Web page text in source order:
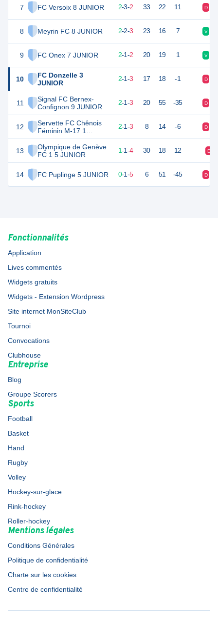
7 FC Versoix 8 JUNIOR
8 Meyrin FC 8 JUNIOR
9 FC Onex 7 JUNIOR
10
FC Donzelle 3
JUNIOR
11
Signal FC Bernex-
Confignon 9 JUNIOR
12
Servette FC Chênois
Féminin M-17 1
JUNIOR
13
Olympique de Genève
FC 1 5 JUNIOR
14 FC Puplinge 5 JUNIOR
9 7 2-3-2 33 22 11 D
8 2-2-3 23 16 7 V
7 2-1-2 20 19 1 V
2-1-3 17 18 -1 D
7 2-1-3 20 55 -35 D
7 2-1-3 8 14 -6 D
4 6 1-1-4 30 18 12 D
1 6 0-1-5 6 51 -45 D
Fonctionnalités
Application
Lives commentés
Widgets gratuits
Widgets - Extension Wordpress
Site internet MonSiteClub
Tournoi
Convocations
Clubhouse
Entreprise
Blog
Groupe Scorers
Sports
Football
Basket
Hand
Rugby
Volley
Hockey-sur-glace
Rink-hockey
Roller-hockey
Mentions légales
Conditions Générales
Politique de confidentialité
Charte sur les cookies
Centre de confidentialité